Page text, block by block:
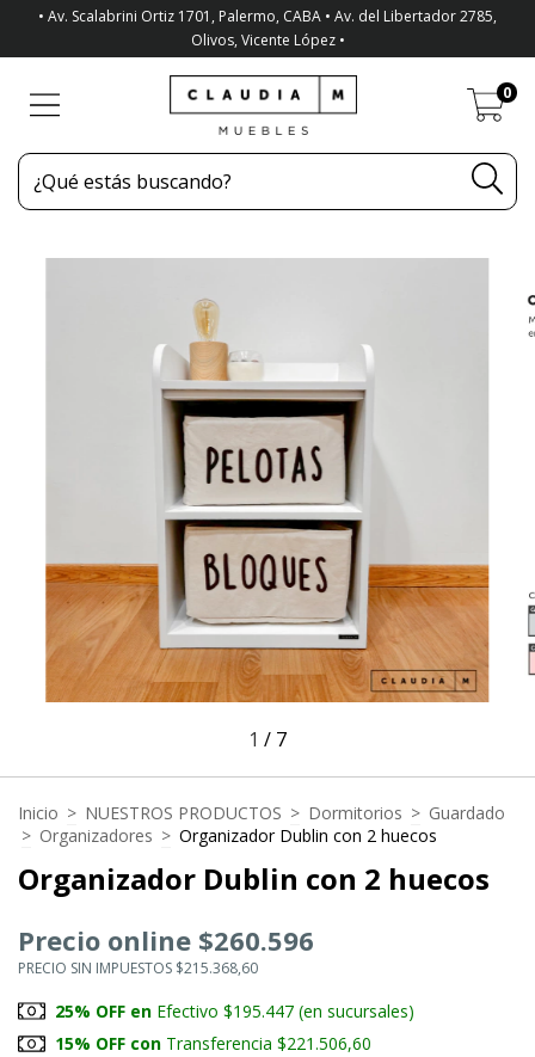
• Av. Scalabrini Ortiz 1701, Palermo, CABA • Av. del Libertador 2785,
Olivos, Vicente López •
0
1 / 7
Inicio > NUESTROS PRODUCTOS > Dormitorios > Guardado
> Organizadores > Organizador Dublin con 2 huecos
Organizador Dublin con 2 huecos
Precio online $260.596
PRECIO SIN IMPUESTOS $215.368,60
25% OFF en Efectivo $195.447 (en sucursales)
15% OFF con Transferencia $221.506,60